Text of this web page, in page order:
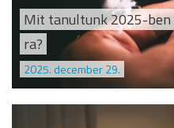
Mit tanultunk 2025-
ra?
2025. december 29.